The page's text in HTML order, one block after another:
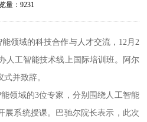
量： 9231
领域的科技合作与人才交流，12月2
人工智能技术线上国际培训班。阿尔
并致辞。
领域的3位专家，分别围绕人工智能
展系统授课。巴驰尔院长表示，此次